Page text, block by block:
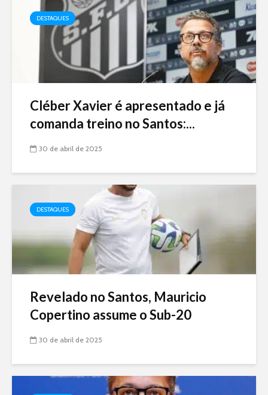
DESTAQUES
Cléber Xavier é apresentado e já
comanda treino no Santos:...
30 de abril de 2025
DESTAQUES
Revelado no Santos, Mauricio
Copertino assume o Sub-20
30 de abril de 2025